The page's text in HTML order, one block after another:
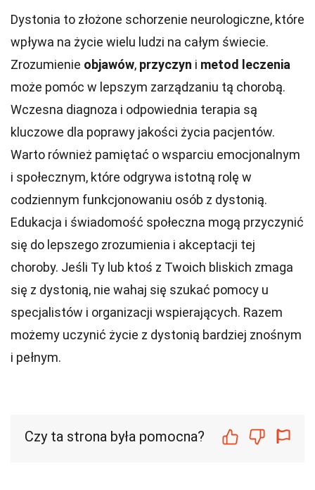
Dystonia to złożone schorzenie neurologiczne, które
wpływa na życie wielu ludzi na całym świecie.
Zrozumienie objawów, przyczyn i metod leczenia
może pomóc w lepszym zarządzaniu tą chorobą.
Wczesna diagnoza i odpowiednia terapia są
kluczowe dla poprawy jakości życia pacjentów.
Warto również pamiętać o wsparciu emocjonalnym
i społecznym, które odgrywa istotną rolę w
codziennym funkcjonowaniu osób z dystonią.
Edukacja i świadomość społeczna mogą przyczynić
się do lepszego zrozumienia i akceptacji tej
choroby. Jeśli Ty lub ktoś z Twoich bliskich zmaga
się z dystonią, nie wahaj się szukać pomocy u
specjalistów i organizacji wspierających. Razem
możemy uczynić życie z dystonią bardziej znośnym
i pełnym.
Czy ta strona była pomocna?